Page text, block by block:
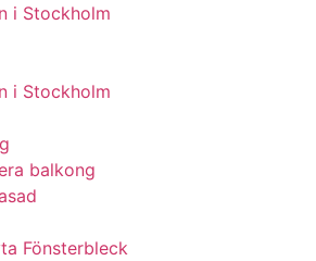
i Stockholm
i Stockholm
balkong
Fönsterbleck